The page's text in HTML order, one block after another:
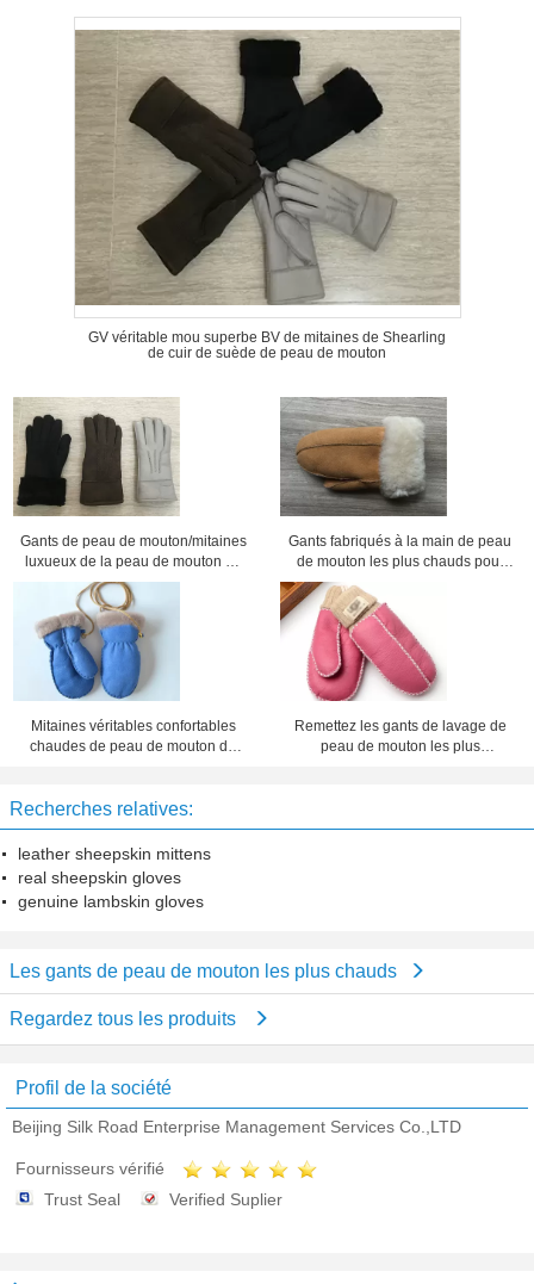
GV véritable mou superbe BV de mitaines de Shearling
de cuir de suède de peau de mouton
Gants de peau de mouton/mitaines
luxueux de la peau de mouton de
femmes en cuir de noir les plus
chauds
Gants fabriqués à la main de peau
de mouton les plus chauds pour
des dames avec la taille de
manchette 5 - 6cm
Mitaines véritables confortables
chaudes de peau de mouton de
Remettez les gants de lavage de
peau de mouton les plus
Recherches relatives:
leather sheepskin mittens
real sheepskin gloves
genuine lambskin gloves
Les gants de peau de mouton les plus chauds
Regardez tous les produits
Profil de la société
Beijing Silk Road Enterprise Management Services Co.,LTD
Fournisseurs vérifié
Trust Seal
Verified Suplier